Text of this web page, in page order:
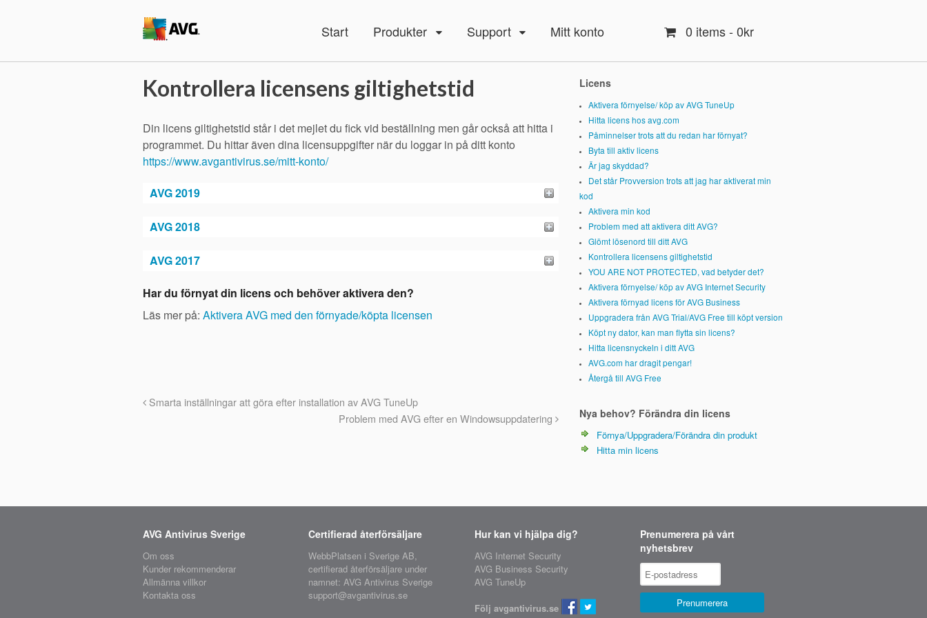
Start Produkter Support Mitt konto 0 items- 0kr
Kontrollera licensens giltighetstid
Din licens giltighetstid står i det mejlet du fick vid beställning men går också att hitta i
programmet. Du hittar även dina licensuppgifter när du loggar in på ditt konto
https://www.avgantivirus.se/mitt-konto/
AVG 2019
AVG 2018
AVG 2017
Har du förnyat din licens och behöver aktivera den?
Läs mer på: Aktivera AVG med den förnyade/köpta licensen
Smarta inställningar att göra efter installation av AVG TuneUp
Problem med AVG efter en Windowsuppdatering
Licens
Aktivera förnyelse/ köp av AVG TuneUp
Hitta licens hos avg.com
Påminnelser trots att du redan har förnyat?
Byta till aktiv licens
Är jag skyddad?
Det står Provversion trots att jag har aktiverat min
kod
Aktivera min kod
Problem med att aktivera ditt AVG?
Glömt lösenord till ditt AVG
Kontrollera licensens giltighetstid
YOU ARE NOT PROTECTED, vad betyder det?
Aktivera förnyelse/ köp av AVG Internet Security
Aktivera förnyad licens för AVG Business
Uppgradera från AVG Trial/AVG Free till köpt version
Köpt ny dator, kan man flytta sin licens?
Hitta licensnyckeln i ditt AVG
AVG.com har dragit pengar!
Återgå till AVG Free
Nya behov? Förändra din licens
Förnya/Uppgradera/Förändra din produkt
Hitta min licens
AVG Antivirus Sverige
Om oss
Kunder rekommenderar
Allmänna villkor
Kontakta oss
Certifierad återförsäljare
WebbPlatsen i Sverige AB,
certifierad återförsäljare under
namnet: AVG Antivirus Sverige
support@avgantivirus.se
Hur kan vi hjälpa dig?
AVG Internet Security
AVG Business Security
AVG TuneUp
Följ avgantivirus.se
Prenumerera på vårt
nyhetsbrev